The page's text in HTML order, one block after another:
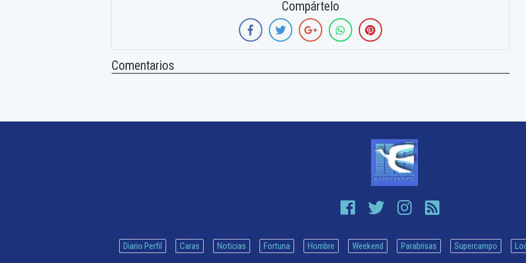
Compártelo
Comentarios
Diario Perfil Caras Noticias Fortuna Hombre Weekend Parabrisas Supercampo